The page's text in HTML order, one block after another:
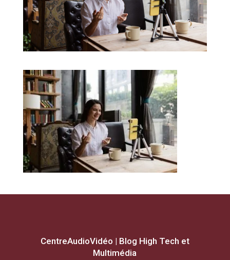
CentreAudioVidéo | Blog High Tech et
Multimédia